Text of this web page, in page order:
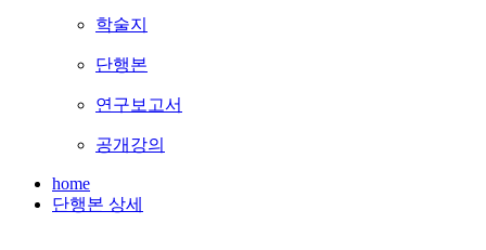
학술지
단행본
연구보고서
공개강의
home
단행본 상세